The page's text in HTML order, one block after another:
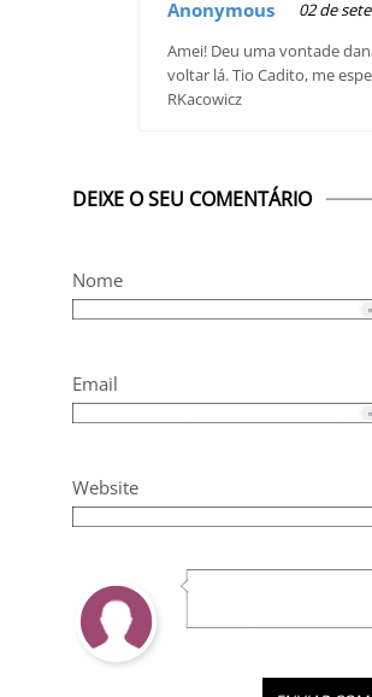
Anonymous
02 de
Amei! Deu uma vontade
voltar lá. Tio Cadito, me
RKacowicz
DEIXE O SEU COMENTÁRIO
Nome
Email
Website